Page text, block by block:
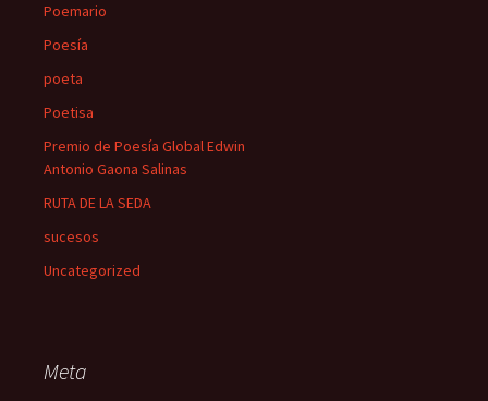
Poemario
Poesía
poeta
Poetisa
Premio de Poesía Global Edwin
Antonio Gaona Salinas
RUTA DE LA SEDA
sucesos
Uncategorized
Meta